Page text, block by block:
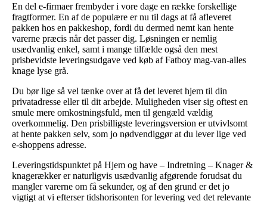
En del e-firmaer frembyder i vore dage en række forskellige
fragtformer. En af de populære er nu til dags at få afleveret
pakken hos en pakkeshop, fordi du dermed nemt kan hente
varerne præcis når det passer dig. Løsningen er nemlig
usædvanlig enkel, samt i mange tilfælde også den mest
prisbevidste leveringsudgave ved køb af Fatboy mag-van-alles
knage lyse grå.
Du bør lige så vel tænke over at få det leveret hjem til din
privatadresse eller til dit arbejde. Muligheden viser sig oftest en
smule mere omkostningsfuld, men til gengæld vældig
overkommelig. Den prisbilligste leveringsversion er utvivlsomt
at hente pakken selv, som jo nødvendiggør at du lever lige ved
e-shoppens adresse.
Leveringstidspunktet på Hjem og have – Indretning – Knager &
knagerækker er naturligvis usædvanlig afgørende forudsat du
mangler varerne om få sekunder, og af den grund er det jo
vigtigt at vi efterser tidshorisonten for levering ved det relevante